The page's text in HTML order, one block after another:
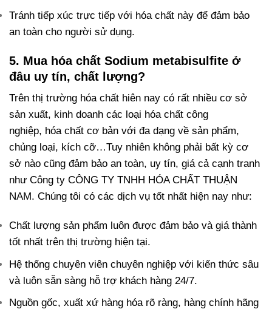
Tránh tiếp xúc trực tiếp với hóa chất này để đảm bảo
an toàn cho người sử dụng.
5. Mua hóa chất Sodium metabisulfite ở
đâu uy tín, chất lượng?
Trên thị trường hóa chất hiên nay có rất nhiều cơ sở
sản xuất, kinh doanh các loại hóa chất công
nghiệp, hóa chất cơ bản với đa dạng về sản phẩm,
chủng loại, kích cỡ…Tuy nhiên không phải bất kỳ cơ
sở nào cũng đảm bảo an toàn, uy tín, giá cả cạnh tranh
như Công ty CÔNG TY TNHH HÓA CHẤT THUẬN
NAM. Chúng tôi có các dịch vụ tốt nhất hiện nay như:
Chất lượng sản phẩm luôn được đảm bảo và giá thành
tốt nhất trên thị trường hiện tại.
Hệ thống chuyên viên chuyên nghiệp với kiến thức sâu
và luôn sẵn sàng hỗ trợ khách hàng 24/7.
Nguồn gốc, xuất xứ hàng hóa rõ ràng, hàng chính hãng